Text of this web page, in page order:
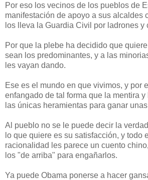
Por eso los vecinos de los pueblos de
manifestación de apoyo a sus alcaldes
los lleva la Guardia Civil por ladrones y
Por que la plebe ha decidido que
sean los predominantes, y a las
les vayan dando.
Ese es el mundo en que vivimos, y por
enfangado de tal forma que la mentira
las únicas heramientas para ganar
Al pueblo no se le puede decir la
lo que quiere es su satisfacción, y todo
racionalidad les parece un cuento
los "de arriba" para engañarlos.
Ya puede Obama ponerse a hacer